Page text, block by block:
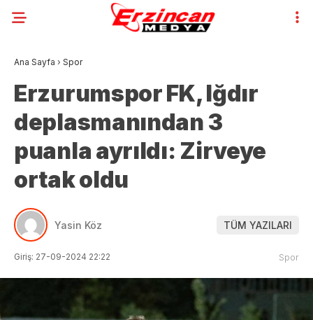
Ana Sayfa › Spor
Erzurumspor FK, Iğdır
deplasmanından 3
puanla ayrıldı: Zirveye
ortak oldu
Yasin Köz TÜM YAZILARI
Giriş: 27-09-2024 22:22 Spor